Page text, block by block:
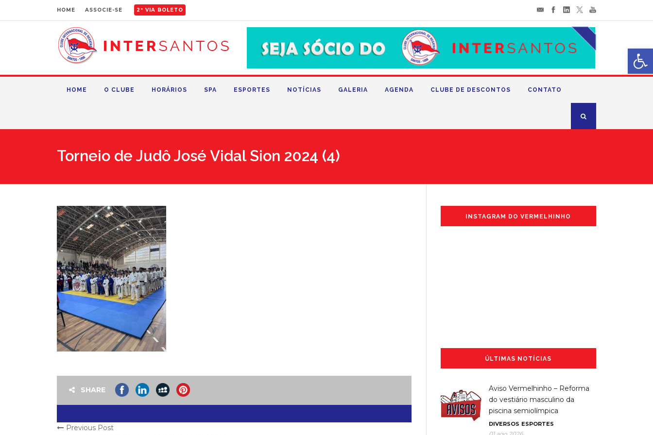
HOME ASSOCIE-SE 2ª VIA BOLETO
HOME O CLUBE HORÁRIOS SPA ESPORTES NOTÍCIAS GALERIA AGENDA CLUBE DE DESCONTOS CONTATO
Torneio de Judô José Vidal Sion 2024 (4)
SHARE
Previous Post
INSTAGRAM DO VERMELHINHO
ÚLTIMAS NOTÍCIAS
Aviso Vermelhinho – Reforma
do vestiário masculino da
piscina semiolímpica
DIVERSOS ESPORTES
Abrir